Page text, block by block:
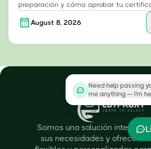
preparación y cómo aprobar tu
August 8, 2026
Somos una solución integral
sus necesidades y
Need help passing
me anything — I'm